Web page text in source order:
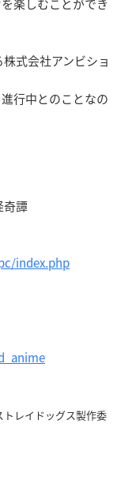
楽しむことができ
式会社アンビショ
行中とのことなの
奇譚
index.php
レイドッグス製作委